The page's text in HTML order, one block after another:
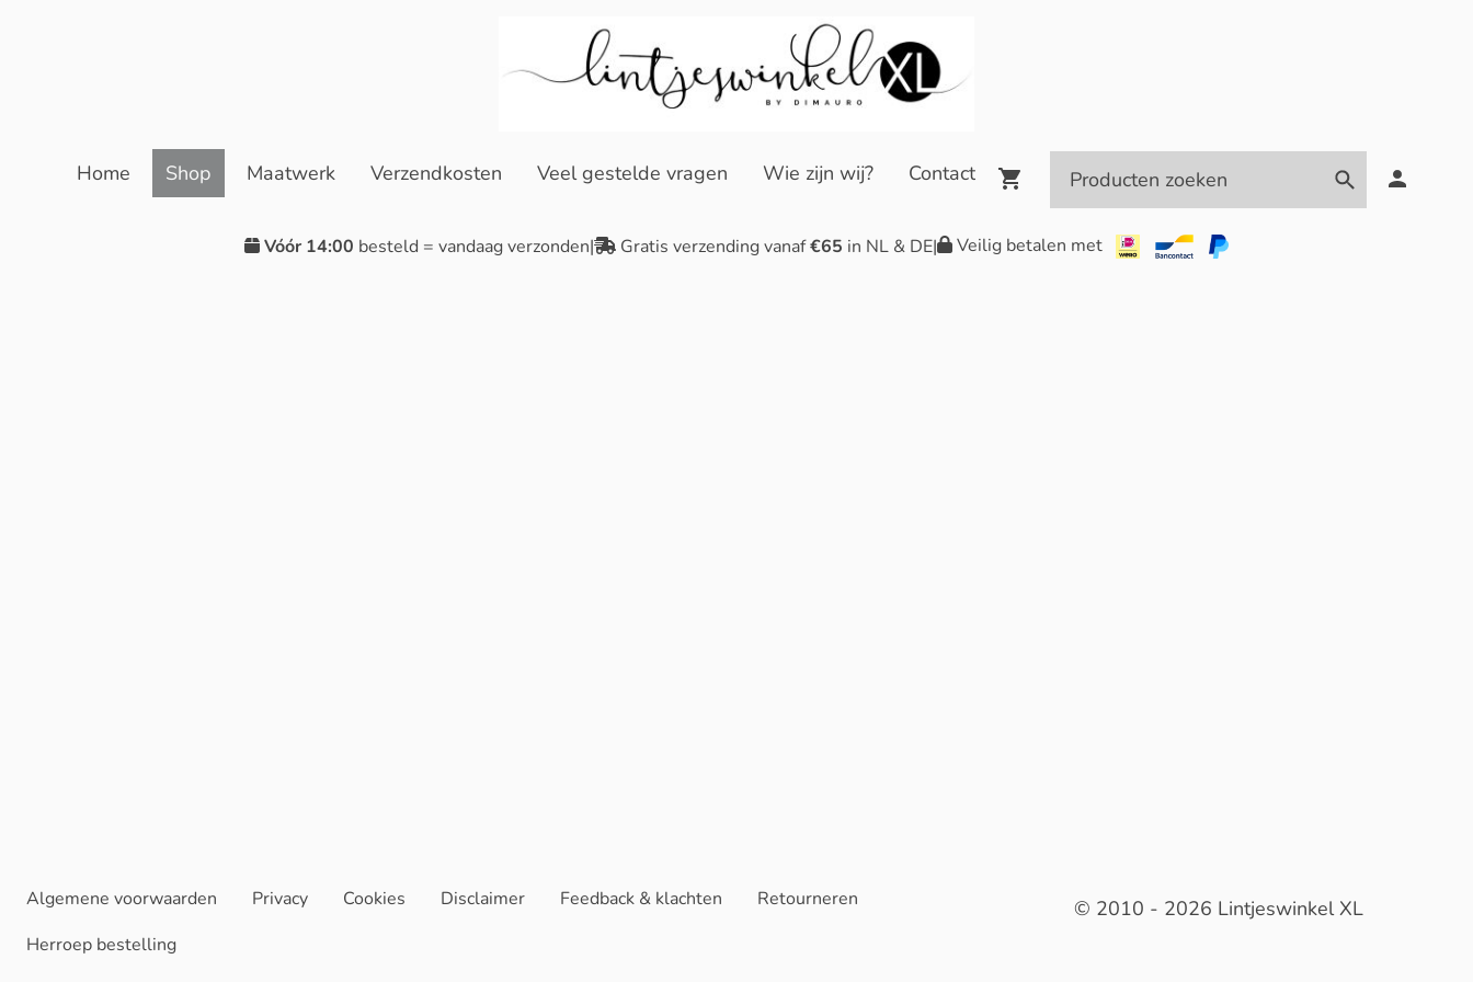
Home Shop Maatwerk Verzendkosten Veel gestelde vragen Wie zijn wij? Contact
Vóór 14:00 besteld = vandaag verzonden| Gratis verzending vanaf€65 in NL & DE| Veilig betalen met
Algemene voorwaarden Privacy Cookies Disclaimer Feedback & klachten
Retourneren
Herroep bestelling
© 2010 - 2026 Lintjeswinkel XL